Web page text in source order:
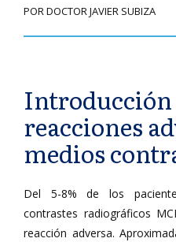
POR DOCTOR JAVIER SUBIZA
Introducción
reacciones
medios
Del 5-8% de los
contrastes radiográficos
reacción adversa.